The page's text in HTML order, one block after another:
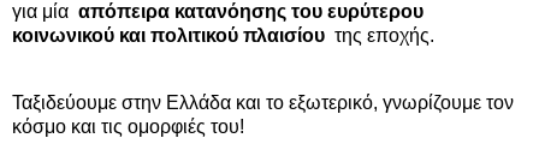
για μία απόπειρα κατανόησης του ευρύτερου
κοινωνικού και πολιτικού πλαισίου της εποχής.
Ταξιδεύουμε στην Ελλάδα και το εξωτερικό, γνωρίζουμε τον
κόσμο και τις ομορφιές του!